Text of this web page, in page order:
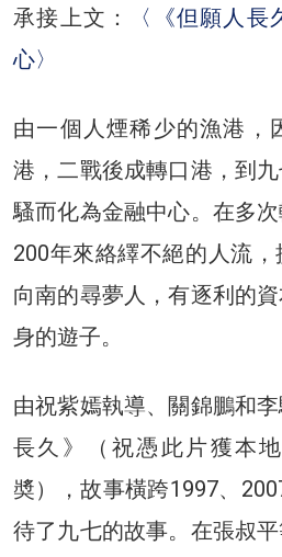
承接上文：
〈《但願人
心〉
由一個人煙稀少的漁港，
港，二戰後成轉口港，到
騷而化為金融中心。在多
200年來絡繹不絕的人流
向南的尋夢人，有逐利的
身的遊子。
由祝紫嫣執導、關錦鵬和
長久》（祝憑此片獲本
奬），故事橫跨1997、
待了九七的故事。在張叔